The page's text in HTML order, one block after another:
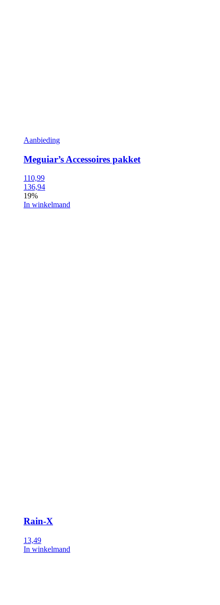
Aanbieding
Meguiar’s Accessoires pakket
110,99
136,94
19%
In winkelmand
Rain-X
13,49
In winkelmand